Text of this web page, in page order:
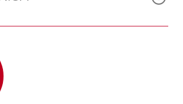
fuente de inspiración, amorosamente
durante una etapa terrible de la